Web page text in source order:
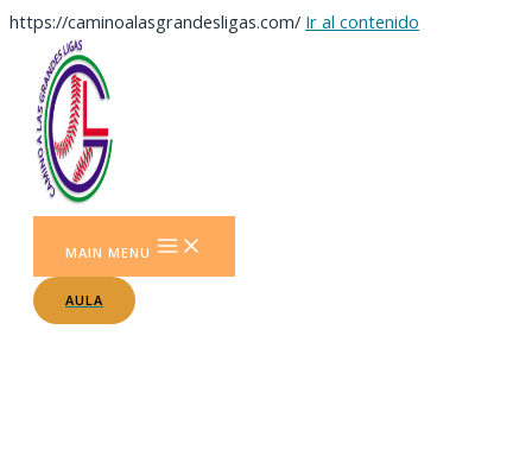
https://caminoalasgrandesligas.com/ Ir al contenido
MAIN MENU
AULA